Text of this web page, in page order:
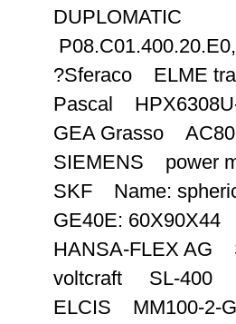
DUPLOMATIC
?Sferaco ELME
Pascal
GEA Grasso
SIEMENS power
SKF Name:
GE40E: 60X90X44
HANSA-FLEX AG
voltcraft SL-400
ELCIS MM100-2-